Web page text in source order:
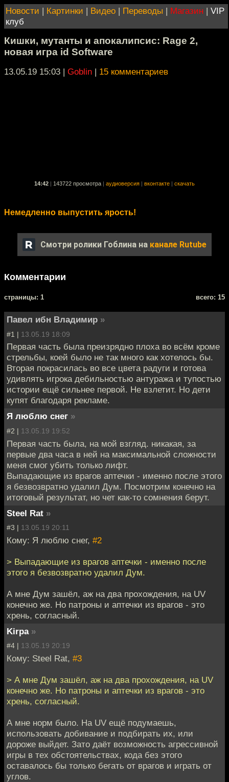
Новости | Картинки | Видео | Переводы | Магазин | VIP
клуб
Кишки, мутанты и апокалипсис: Rage 2,
новая игра id Software
13.05.19 15:03 | Goblin | 15 комментариев
14:42 143722 просмотра аудиоверсия вконтакте скачать
Немедленно выпустить ярость!
Смотри ролики Гоблина на канале Rutube
Комментарии
cтраницы: 1 всего: 15
Павел ибн Владимир »
#1 | 13.05.19 18:09
Первая часть была преизрядно плоха во всём кроме
стрельбы, коей было не так много как хотелось бы.
Вторая покрасилась во все цвета радуги и готова
удивлять игрока дебильностью антуража и тупостью
истории ещё сильнее первой. Не взлетит. Но дети
купят благодаря рекламе.
Я люблю снег »
#2 | 13.05.19 19:52
Первая часть была, на мой взгляд. никакая, за
первые два часа в ней на максимальной сложности
меня смог убить только лифт.
Выпадающие из врагов аптечки - именно после этого
я безвозвратно удалил Дум. Посмотрим конечно на
итоговый результат, но чет как-то сомнения берут.
Steel Rat »
#3 | 13.05.19 20:11
Кому: Я люблю снег, #2
> Выпадающие из врагов аптечки - именно после
этого я безвозвратно удалил Дум.
А мне Дум зашёл, аж на два прохождения, на UV
конечно же. Но патроны и аптечки из врагов - это
хрень, согласный.
Kirpa »
#4 | 13.05.19 20:19
Кому: Steel Rat, #3
> А мне Дум зашёл, аж на два прохождения, на UV
конечно же. Но патроны и аптечки из врагов - это
хрень, согласный.
А мне норм было. На UV ещё подумаешь,
использовать добивание и подбирать их, или
дороже выйдет. Зато даёт возможность агрессивной
игры в тех обстоятельствах, кода без этого
оставалось бы только бегать от врагов и играть от
углов.